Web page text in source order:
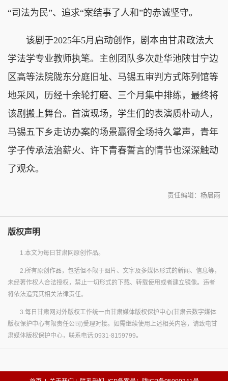
“司法为民”、追求“案结事了人和”的赤诚坚守。
该剧于2025年5月启动创作，剧本由甘肃政法大
学法学专业教师执笔。主创团队多次赴华池陕甘宁边
区高等法院陇东分庭旧址、马锡五审判方式陈列馆等
地采风，历经十余轮打磨、三个月集中排练，最终将
该剧搬上舞台。首演现场，学生们的表演质朴动人，
马锡五下乡走访办案的场景赢得全场持久掌声，青年
学子传承法治薪火、许下青春誓言的情节也深深触动
了观众。
责任编辑：杨晨雨
版权声明
1.本文为每日甘肃网原创作品。
2.所有原创作品，包括但不限于图片、文字及多媒体形式的新闻、信息等，
未经著作权人合法授权，禁止一切形式的下载、转载使用或者建立镜像。违者
将依法追究其相关法律责任。
3.每日甘肃网对外版权工作统一由甘肃媒体版权保护中心(甘肃云数字媒体
版权保护中心有限责任公司)受理对接。如需继续使用上述相关内容，请致电甘
肃媒体版权保护中心，联系电话:0931-8159799。